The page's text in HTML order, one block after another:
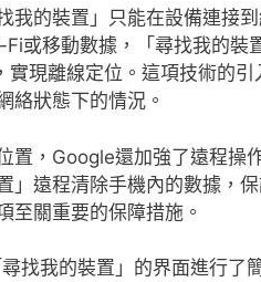
我的裝置」只能在設備連接
或移動數據，「尋找我的裝
現離線定位。這項技術的引
絡狀態下的情況。
置，Google還加強了遠程操
」遠程清除手機內的數據，
至關重要的保障措施。
尋找我的裝置」的界面進行了